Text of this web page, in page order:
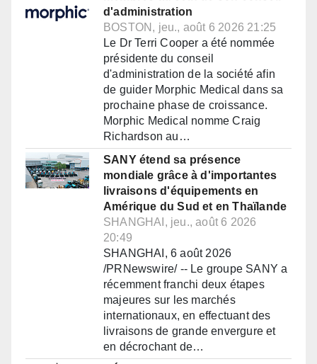
d'administration
BOSTON, jeu., août 6 2026 21:25
Le Dr Terri Cooper a été nommée
présidente du conseil
d'administration de la société afin
de guider Morphic Medical dans sa
prochaine phase de croissance.
Morphic Medical nomme Craig
Richardson au…
SANY étend sa présence
mondiale grâce à d'importantes
livraisons d'équipements en
Amérique du Sud et en Thaïlande
SHANGHAI, jeu., août 6 2026
20:49
SHANGHAI, 6 août 2026
/PRNewswire/ -- Le groupe SANY a
récemment franchi deux étapes
majeures sur les marchés
internationaux, en effectuant des
livraisons de grande envergure et
en décrochant de…